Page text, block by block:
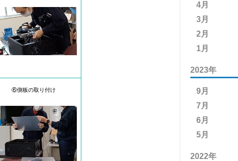
⑥側板の取り付け
4月
3月
2月
1月
2023年
9月
7月
6月
5月
2022年